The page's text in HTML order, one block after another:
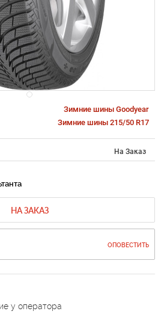
Зимние шины Goodyear
Зимние шины 215/50 R17
На Заказ
НА ЗАКАЗ
ОПОВЕСТИТЬ
у оператора